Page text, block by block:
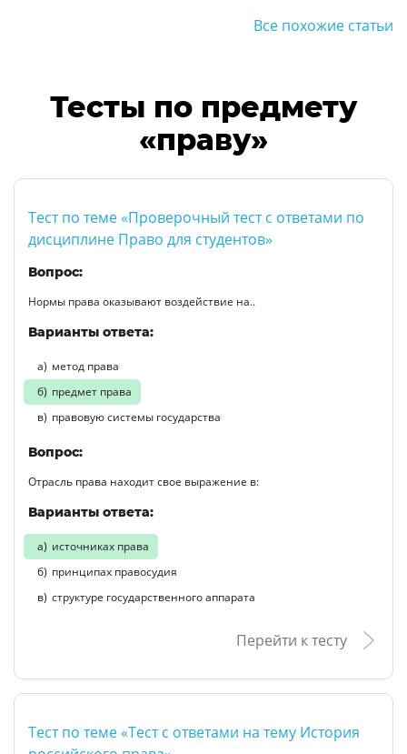
Все похожие статьи
Тесты по предмету
«праву»
Тест по теме «Проверочный тест с ответами по
дисциплине Право для студентов»
Вопрос:
Нормы права оказывают воздействие на..
Варианты ответа:
метод права
предмет права
правовую системы государства
Вопрос:
Отрасль права находит свое выражение в:
Варианты ответа:
источниках права
принципах правосудия
структуре государственного аппарата
Перейти к тесту
Тест по теме «Тест с ответами на тему История